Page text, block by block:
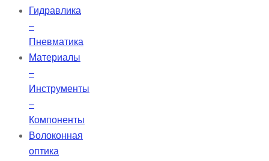
Гидравлика
–
Пневматика
Материалы
–
Инструменты
–
Компоненты
Волоконная
оптика